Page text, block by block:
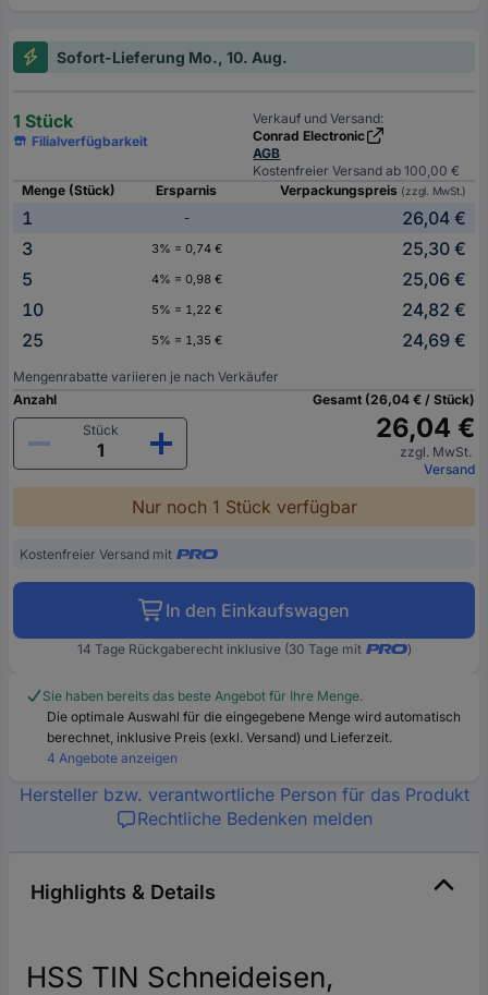
Sofort-Lieferung Mo., 10. Aug.
1 Stück
Filialverfügbarkeit
Verkauf und Versand:
Conrad Electronic
AGB
Kostenfreier Versand ab 100,00 €
Menge (Stück)
Ersparnis Verpackungspreis (zzgl. MwSt.)
1 -
26,04 €
3
3% = 0,74 €
25,30 €
5
4% = 0,98 €
25,06 €
10
5% = 1,22 €
24,82 €
25
5% = 1,35 € 24,69 €
Mengenrabatte variieren je nach Verkäufer
Anzahl
Stück
Gesamt (26,04 € / Stück)
26,04 €
zzgl. MwSt.
Versand
Nur noch 1 Stück verfügbar
Kostenfreier Versand mit
In den Einkaufswagen
14 Tage Rückgaberecht inklusive (30 Tage mit )
Sie haben bereits das beste Angebot für Ihre Menge.
Die optimale Auswahl für die eingegebene Menge wird automatisch
berechnet, inklusive Preis (exkl. Versand) und Lieferzeit.
4 Angebote anzeigen
Hersteller bzw. verantwortliche Person für das Produkt
Rechtliche Bedenken melden
Highlights & Details
HSS TIN Schneideisen,